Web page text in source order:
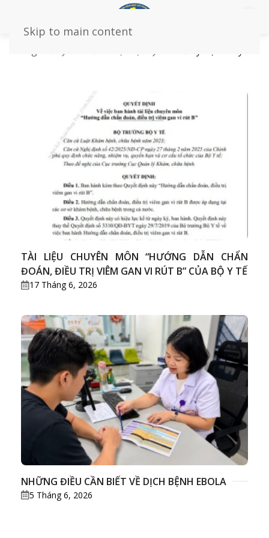
Skip to main content
TÀI LIỆU CHUYÊN MÔN “HƯỚNG DẪN CHẨN
ĐOÁN, ĐIỀU TRỊ VIÊM GAN VI RÚT B” CỦA BỘ Y TẾ
17 Tháng 6, 2026
NHỮNG ĐIỀU CẦN BIẾT VỀ DỊCH BỆNH EBOLA
5 Tháng 6, 2026